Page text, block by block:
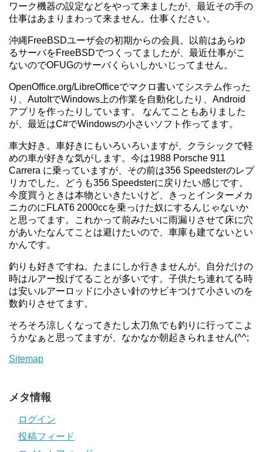
ワーク機器の設定などをやって来ましたが、最近その手の
仕事はあまりまわって来ません。仕事ください。
沖縄FreeBSDユーザ会の初期からの会員。以前はあらゆ
るサーバをFreeBSDでつくってましたが、最近仕事がこ
ないのでOFUGのサーバくらいしかいじってません。
OpenOffice.org/LibreOfficeでマクロ書いてシステム作った
り、AutoItでWindows上の作業を自動化したり、Android
アプリを作ったりしています。 なんてこともありました
が、最近はC#でWindowsの小さいソフト作ってます。
車大好き。車好きにもいろいろいますが、クラシックで軽
めの車が好きな気がします。今は1988 Porsche 911
Carrera に乗っていますが、その前は356 Speedsterのレプ
リカでした。どうも356 Speedsterに戻りたい感じです。
今度買うときは本物といきたいけど、きっとインターメカ
ニカのにFLAT6 2000ccを乗っけた奴にするんじゃないか
と思ってます。これかって前みたいに雨漏りさせて床に穴
があいたなんてことは避けたいので、車庫も建てないとい
かんです。
釣りも好きですね。たまにしか行きませんが。自分だけの
時はルアー投げてることが多いです。子供たち連れてる時
は安いルアーロッドに小さい針のサビキつけて小さいのを
数釣りさせてます。
そろそろ涼しくなってきたし太刀魚でも釣りに行ってこよ
うかなぁと思ってますが、なかなか朝起きられません(^^;
Sitemap
メタ情報
ログイン
投稿フィード